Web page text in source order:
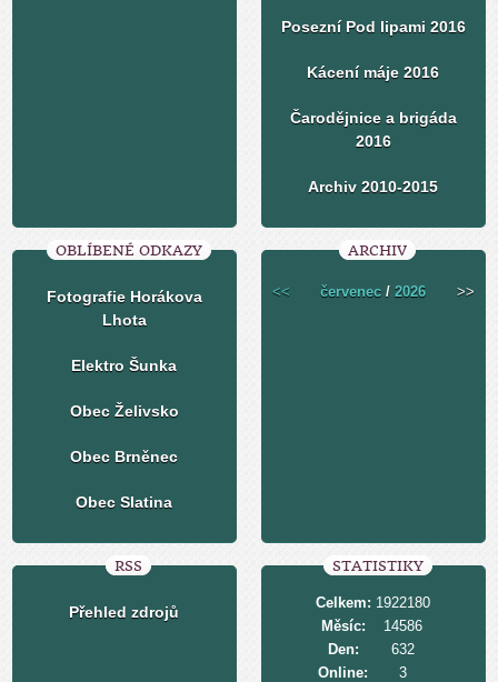
Posezní Pod lipami 2016
Kácení máje 2016
Čarodějnice a brigáda
2016
Archiv 2010-2015
OBLÍBENÉ ODKAZY
Fotografie Horákova
Lhota
Elektro Šunka
Obec Želivsko
Obec Brněnec
Obec Slatina
ARCHIV
<< červenec /2026 >>
RSS
Přehled zdrojů
STATISTIKY
Online: 3
Celkem: 1922180
Měsíc:
14586
Den:
632